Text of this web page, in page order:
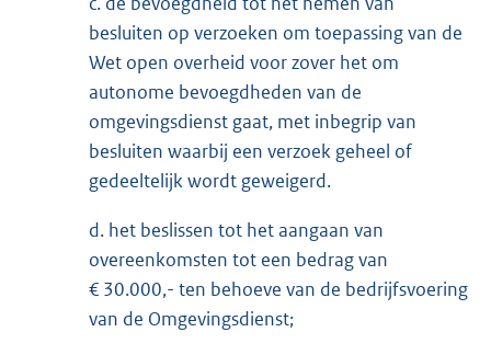
besluiten op verzoeken om toepassing van de
Wet open overheid voor zover het om
autonome bevoegdheden van de
omgevingsdienst gaat, met inbegrip van
besluiten waarbij een verzoek geheel of
gedeeltelijk wordt geweigerd.
d. het beslissen tot het aangaan van
overeenkomsten tot een bedrag van
€ 30.000,- ten behoeve van de bedrijfsvoering
van de Omgevingsdienst;